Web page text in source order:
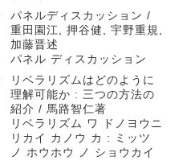
パネルディスカッション /
重田園江, 押谷健, 宇野重規,
加藤晋述
パネル ディスカッション
リベラリズムはどのように
理解可能か : 三つの方法の
紹介 / 馬路智仁著
リベラリズム ワ ドノヨウニ
リカイ カノウ カ : ミッツ
ノ ホウホウ ノ ショウカイ